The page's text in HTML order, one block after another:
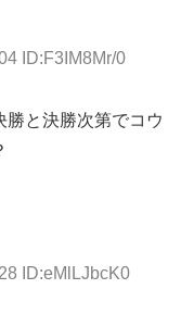
ID:F3IM8Mr/0
と決勝次第でコウ
ID:eMlLJbcK0